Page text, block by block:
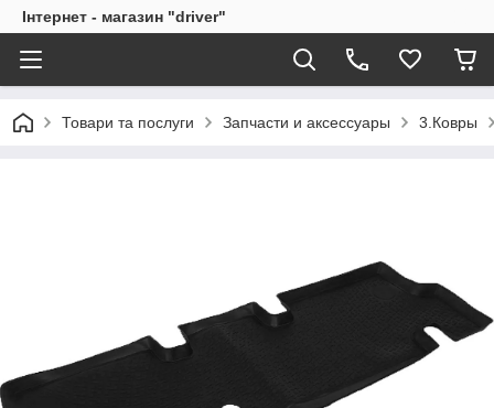
Інтернет - магазин "driver"
Товари та послуги Запчасти и аксессуары 3.Ковры